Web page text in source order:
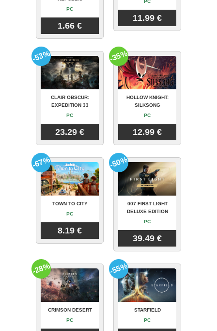
PC
1.66 €
11.99 €
CLAIR OBSCUR:
EXPEDITION 33
PC
23.29 €
-53%
HOLLOW KNIGHT:
SILKSONG
PC
12.99 €
-35%
TOWN TO CITY
PC
8.19 €
-67%
007 FIRST LIGHT
DELUXE EDITION
PC
39.49 €
-50%
CRIMSON DESERT
PC
-28%
STARFIELD
PC
-55%